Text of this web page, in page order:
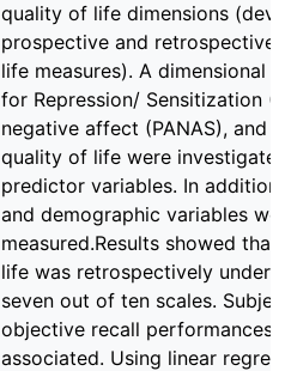
quality of life dimensions
prospective and retrospective
life measures). A dimensional
for Repression/ Sensitization
negative affect (PANAS), and
quality of life were
predictor variables. In
and demographic variables
measured.Results showed
life was retrospectively
seven out of ten scales.
objective recall performances
associated. Using linear